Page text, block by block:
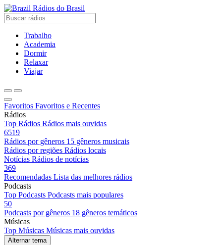
Rádios do Brasil
Trabalho
Academia
Dormir
Relaxar
Viajar
Favoritos Favoritos e Recentes
Rádios
Top Rádios Rádios mais ouvidas
6519
Rádios por gêneros 15 gêneros musicais
Rádios por regiões Rádios locais
Notícias Rádios de notícias
369
Recomendadas Lista das melhores rádios
Podcasts
Top Podcasts Podcasts mais populares
50
Podcasts por gêneros 18 gêneros temáticos
Músicas
Top Músicas Músicas mais ouvidas
Alternar tema